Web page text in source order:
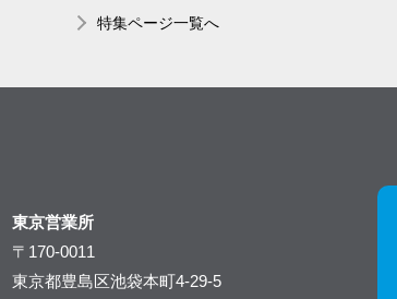
特集ページ一覧へ
東京営業所
〒170-0011
東京都豊島区池袋本町4-29-5